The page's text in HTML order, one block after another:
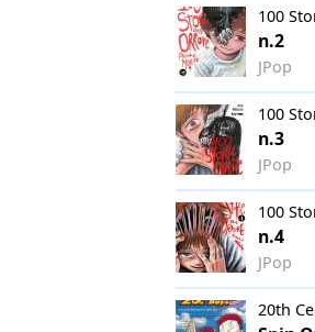
100
n.2
JPop
100
n.3
JPop
100
n.4
JPop
20th